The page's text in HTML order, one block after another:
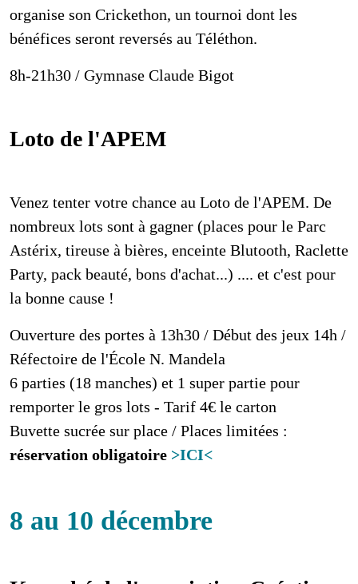
organise son Crickethon, un tournoi dont les
bénéfices seront reversés au Téléthon.
8h-21h30 / Gymnase Claude Bigot
Loto de l'APEM
Venez tenter votre chance au Loto de l'APEM. De
nombreux lots sont à gagner (places pour le Parc
Astérix, tireuse à bières, enceinte Blutooth, Raclette
Party, pack beauté, bons d'achat...) .... et c'est pour
la bonne cause !
Ouverture des portes à 13h30 / Début des jeux 14h /
Réfectoire de l'École N. Mandela
6 parties (18 manches) et 1 super partie pour
remporter le gros lots - Tarif 4€ le carton
Buvette sucrée sur place / Places limitées :
réservation obligatoire >ICI<
8 au 10 décembre